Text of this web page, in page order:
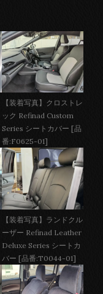
【装着写真】クロストレ
ック Refinad Custom
Series シートカバー [品
番:F0625-01]
【装着写真】ランドクル
ーザー Refinad Leather
Deluxe Series シートカ
バー [品番:T0044-01]